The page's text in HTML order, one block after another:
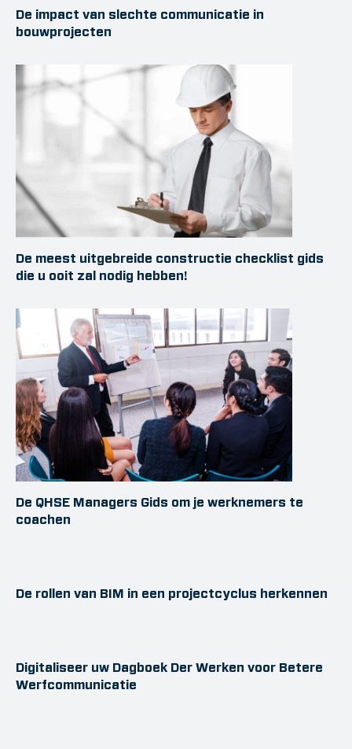
De impact van slechte communicatie in
bouwprojecten
De meest uitgebreide constructie checklist gids
die u ooit zal nodig hebben!
De QHSE Managers Gids om je werknemers te
coachen
De rollen van BIM in een projectcyclus herkennen
Digitaliseer uw Dagboek Der Werken voor Betere
Werfcommunicatie